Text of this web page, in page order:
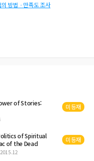
방법ㆍ만족도 조사
Writers
교수에 대한 학생들의 인식 및 태
of Stories:
미등재
of Spiritual
of the Dead 미등재
2015.12